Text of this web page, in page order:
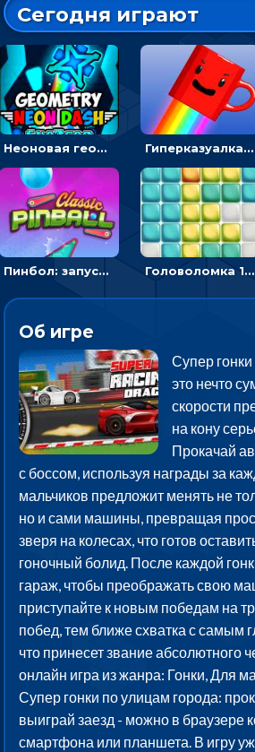
Сегодня играют
Неоновая геометрия: прыгай через препятствия и собирай шары Гиперказуалка Летающая чашка кофе: двигаться и собирать кубики сахара
Пинбол: запускать шарик, чтобы выбивать очки Головоломка 10х10
Об игре
Супер
это нечто
скорости
на кону
Прокачай
с боссом, используя награды за
мальчиков предложит менять не
но и сами машины, превращая
зверя на колесах, что готов
гоночный болид. После каждой
гараж, чтобы преображать свою
приступайте к новым победам на
побед, тем ближе схватка с самым
что принесет звание абсолютного
онлайн игра из жанра: Гонки, Для
Супер гонки по улицам города:
выиграй заезд - можно в браузере
смартфона или планшета. В игру